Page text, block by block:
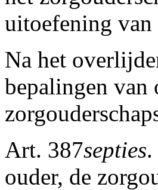
uitoefening van
Na het
bepalingen van
Art. 387septies
ouder, de